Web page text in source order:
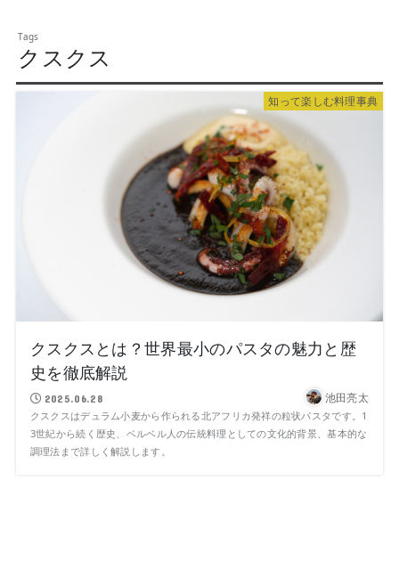
クスクス
知って楽しむ料理事典
クスクスとは？世界最小のパスタの魅力と歴
史を徹底解説
2025.06.28 池田亮太
クスクスはデュラム小麦から作られる北アフリカ発祥の粒状パスタです。1
3世紀から続く歴史、ベルベル人の伝統料理としての文化的背景、基本的な
調理法まで詳しく解説します。